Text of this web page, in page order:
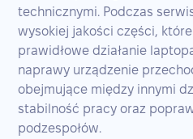
technicznymi. Podczas
wysokiej jakości części,
prawidłowe działanie
naprawy urządzenie
obejmujące między innymi
stabilność pracy oraz
podzespołów.